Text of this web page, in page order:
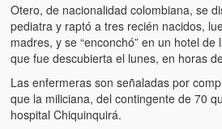
Otero, de nacionalidad colombiana, se
pediatra y raptó a tres recién nacidos,
madres, y se “enconchó” en un hotel
que fue descubierta el lunes, en horas
Las enfermeras son señaladas por
que la miliciana, del contingente de 70
hospital Chiquinquirá.